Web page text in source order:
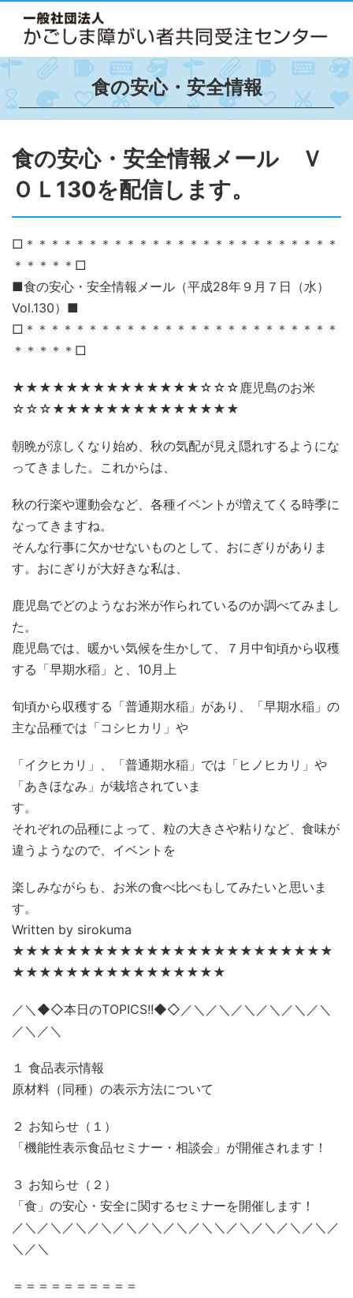
食の安心・安全情報
食の安心・安全情報メール Ｖ
ＯＬ130を配信します。
□＊＊＊＊＊＊＊＊＊＊＊＊＊＊＊＊＊＊＊＊＊＊＊＊＊
＊＊＊＊＊□
■食の安心・安全情報メール（平成28年９月７日（水）
Vol.130）■
□＊＊＊＊＊＊＊＊＊＊＊＊＊＊＊＊＊＊＊＊＊＊＊＊＊
＊＊＊＊＊□
★★★★★★★★★★★★★★☆☆☆鹿児島のお米
☆☆☆★★★★★★★★★★★★★★
朝晩が涼しくなり始め、秋の気配が見え隠れするようにな
ってきました。これからは、
秋の行楽や運動会など、各種イベントが増えてくる時季に
なってきますね。
そんな行事に欠かせないものとして、おにぎりがありま
す。おにぎりが大好きな私は、
鹿児島でどのようなお米が作られているのか調べてみまし
た。
鹿児島では、暖かい気候を生かして、７月中旬頃から収穫
する「早期水稲」と、10月上
旬頃から収穫する「普通期水稲」があり、「早期水稲」の
主な品種では「コシヒカリ」や
「イクヒカリ」、「普通期水稲」では「ヒノヒカリ」や
「あきほなみ」が栽培されていま
す。
それぞれの品種によって、粒の大きさや粘りなど、食味が
違うようなので、イベントを
楽しみながらも、お米の食べ比べもしてみたいと思いま
す。
Written by sirokuma
★★★★★★★★★★★★★★★★★★★★★★★★
★★★★★★★★★★★★★★★★
／＼◆◇本日のTOPICS!!◆◇／＼／＼／＼／＼／＼／＼
／＼／＼
１ 食品表示情報
原材料（同種）の表示方法について
２ お知らせ（１）
「機能性表示食品セミナー・相談会」が開催されます！
３ お知らせ（２）
「食」の安心・安全に関するセミナーを開催します！
／＼／＼／＼／＼／＼／＼／＼／＼＼／＼／＼／＼／＼／
＼／＼
＝＝＝＝＝＝＝＝＝＝